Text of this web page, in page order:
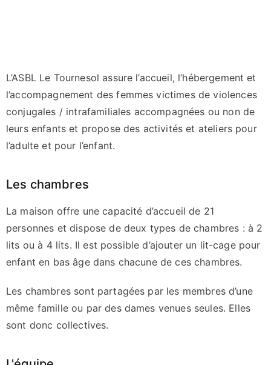
L’ASBL Le Tournesol assure l’accueil, l’hébergement et
l’accompagnement des femmes victimes de violences
conjugales / intrafamiliales accompagnées ou non de
leurs enfants et propose des activités et ateliers pour
l’adulte et pour l’enfant.
Les chambres
La maison offre une capacité d’accueil de 21
personnes et dispose de deux types de chambres : à 2
lits ou à 4 lits. Il est possible d’ajouter un lit-cage pour
enfant en bas âge dans chacune de ces chambres.
Les chambres sont partagées par les membres d’une
même famille ou par des dames venues seules. Elles
sont donc collectives.